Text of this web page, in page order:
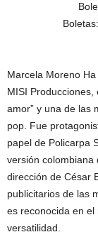
Marcela Moreno
MISI Producciones,
amor” y una de las
pop. Fue
papel de Policarpa
versión colombiana
dirección de César
publicitarios de las
es reconocida en
versatilidad.